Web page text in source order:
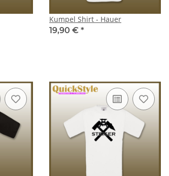
Kumpel Shirt - Hauer
19,90 € *